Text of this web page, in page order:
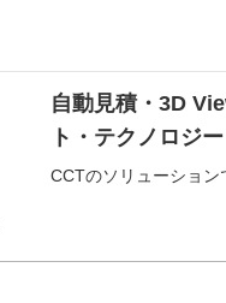
自動見積・3D
ト・テクノロジ
CCTのソリューショ